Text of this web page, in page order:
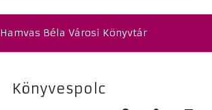
Hamvas Béla Városi Könyvtár
Könyvespolc